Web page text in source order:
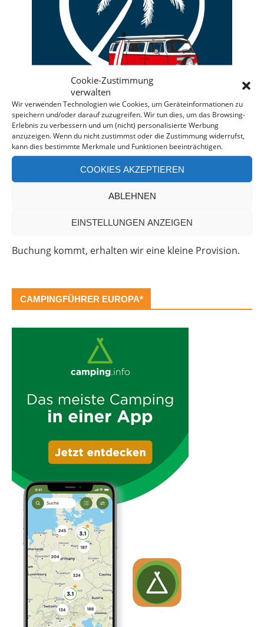
Cookie-Zustimmung
verwalten
Wir verwenden Technologien wie Cookies, um Geräteinformationen zu
speichern und/oder darauf zuzugreifen. Wir tun dies, um das Browsing-
Erlebnis zu verbessern und um (nicht) personalisierte Werbung
anzuzeigen. Wenn du nicht zustimmst oder die Zustimmung widerrufst,
kann dies bestimmte Merkmale und Funktionen beeinträchtigen.
COOKIES AKZEPTIEREN
ABLEHNEN
EINSTELLUNGEN ANZEIGEN
Deine individuelle Beratung bei der Campermiete
in Deutschland und Europa.
Bei einer Anfrage über diesen Banner erhältst Du
Rabatt! *
Offenlegung: Die Anfrage bei der Camper Oase ist
Buchung kommt, erhalten wir eine kleine Provision.
CAMPINGFÜHRER EUROPA*